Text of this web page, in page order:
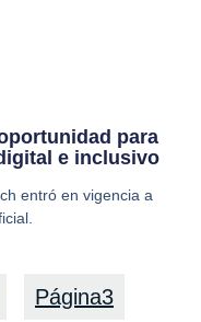
para
e inclusivo
entró en vigencia a
Página3